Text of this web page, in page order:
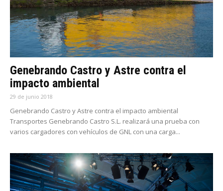
Genebrando Castro y Astre contra el
impacto ambiental
29 de junio 2018
Genebrando Castro y Astre contra el impacto ambiental
Transportes Genebrando Castro S.L. realizará una prueba con
varios cargadores con vehículos de GNL con una carga...